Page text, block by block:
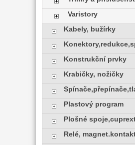
Varistory
Kabely, bužírky
Konstrukční prvky
Krabičky, nožičky
Plastový program
Plošné
Relé,